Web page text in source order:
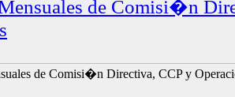
de Comisi�n